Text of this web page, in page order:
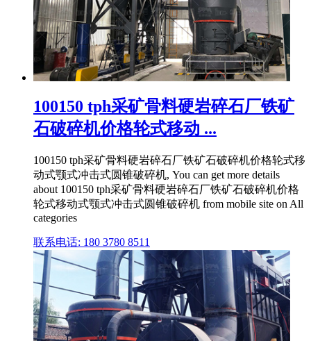
100150 tph采矿骨料硬岩碎石厂铁矿
石破碎机价格轮式移动 ...
100150 tph采矿骨料硬岩碎石厂铁矿石破碎机价格轮式移
动式颚式冲击式圆锥破碎机, You can get more details
about 100150 tph采矿骨料硬岩碎石厂铁矿石破碎机价格
轮式移动式颚式冲击式圆锥破碎机 from mobile site on All
categories
联系电话: 180 3780 8511